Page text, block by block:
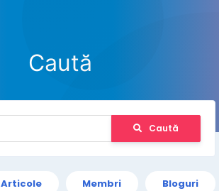
Caută
Caută
Articole Membri Bloguri